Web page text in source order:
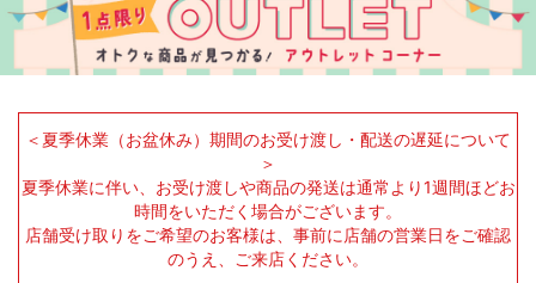
＜夏季休業（お盆休み）期間のお受け渡し・配送の遅延について
＞
夏季休業に伴い、お受け渡しや商品の発送は通常より1週間ほどお
時間をいただく場合がございます。
店舗受け取りをご希望のお客様は、事前に店舗の営業日をご確認
のうえ、ご来店ください。